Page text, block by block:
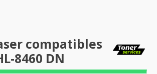
compatibles
8460 DN